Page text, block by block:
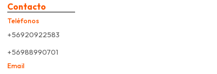
Contacto
Teléfonos
+56920922583
+56988990701
Email